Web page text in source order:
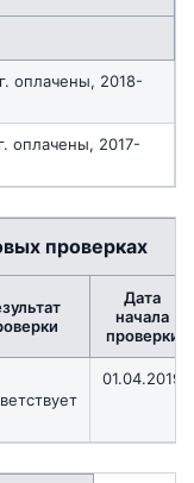
оплачены, 2018-
оплачены, 2017-
проверках
Дата
начала
проверки
01.04.2019